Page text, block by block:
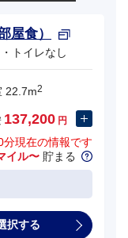
屋食）
トイレなし
22.7m2
137,200 円
分現在の情報です
イル〜 貯まる